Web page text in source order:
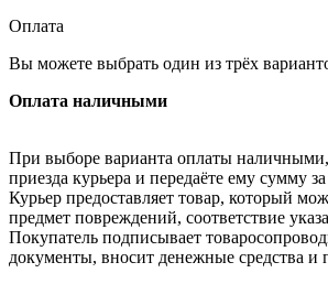
Оплата
Вы можете выбрать один из трёх
Оплата наличными
При выборе варианта оплаты
приезда курьера и передаёте ему сумму
Курьер предоставляет товар, который
предмет повреждений, соответствие
Покупатель подписывает
документы, вносит денежные средства и